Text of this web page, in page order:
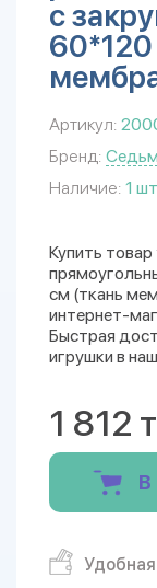
с
Артикул:
Бренд:
Наличие: 1
Купить
см (ткань
интернет-
Быстрая
игрушки в
1 812
В